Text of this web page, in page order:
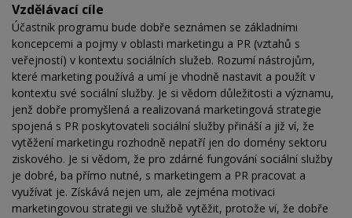
Vzdělávací cíle
Účastník programu bude dobře seznámen se základními
koncepcemi a pojmy v oblasti marketingu a PR (vztahů s
veřejností) v kontextu sociálních služeb. Rozumí nástrojům,
které marketing používá a umí je vhodně nastavit a použít v
kontextu své sociální služby. Je si vědom důležitosti a významu,
jenž dobře promyšlená a realizovaná marketingová strategie
spojená s PR poskytovateli sociální služby přináší a již ví, že
vytěžení marketingu rozhodně nepatří jen do domény sektoru
ziskového. Je si vědom, že pro zdárné fungování sociální služby
je dobré, ba přímo nutné, s marketingem a PR pracovat a
využívat je. Získává nejen um, ale zejména motivaci
marketingovou strategii ve službě vytěžit, protože ví, že dobře